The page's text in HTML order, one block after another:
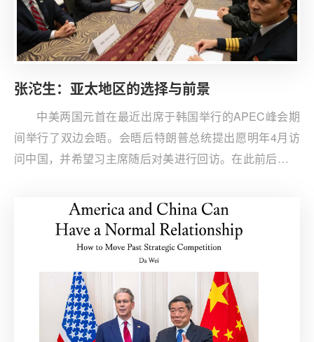
张沱生：亚太地区的选择与前景
中美两国元首在最近出席于韩国举行的APEC峰会期
间举行了双边会晤。会晤后特朗普总统提出愿明年4月访
问中国，并希望习主席随后对美进行回访。在此前后，中
定、改善的迹象。中美双方应抓住这一机会之窗，首先加
强危机管控，并以此为基础，争取两国关系逐步朝着更好
的前景发展。